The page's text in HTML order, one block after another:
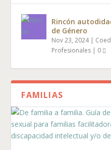
Rincón
de Género
Nov 23, 2024|
Profesionales | 0
FAMILIAS